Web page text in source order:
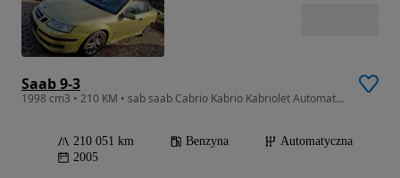
Saab 9-3
1998 cm3 • 210 KM • sab saab Cabrio Kabrio Kabriolet Automat Elektr Dach Alu 2.0T Tempomat
210 051 km Benzyna
Automatyczna
2005